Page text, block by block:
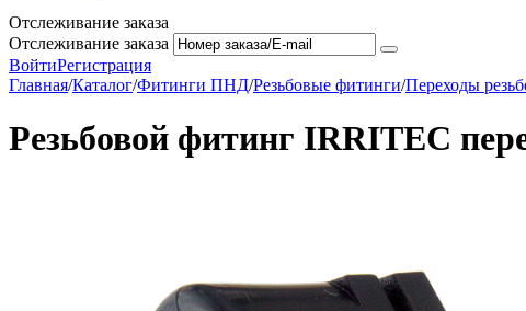
Отслеживание заказа
Отслеживание заказа
ВойтиРегистрация
Главная/Каталог/Фитинги ПНД/Резьбовые фитинги/Переходы
Резьбовой фитинг IRRITEC